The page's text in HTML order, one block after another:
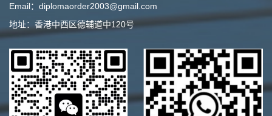
Email：diplomaorder2003@gmail.com
地址：香港中西区德辅道中120号